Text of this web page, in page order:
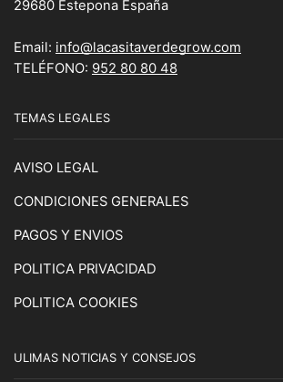
29680 Estepona España
Email: info@lacasitaverdegrow.com
TELÉFONO: 952 80 80 48
TEMAS LEGALES
AVISO LEGAL
CONDICIONES GENERALES
PAGOS Y ENVIOS
POLITICA PRIVACIDAD
POLITICA COOKIES
ULIMAS NOTICIAS Y CONSEJOS